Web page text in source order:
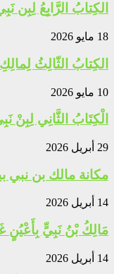
الكِتابُ الرَّابِعُ لِبِن
18 مايو 2026
الكِتابُ الثّالِثُ
10 مايو 2026
الْكِتَابُ الثَّانِي لِبِنْ
29 أبريل 2026
مكانة مالك بن نبي
14 أبريل 2026
مَالِكُ بْنُ نَبِيٍّ بِأَعْيُنٍ
14 أبريل 2026